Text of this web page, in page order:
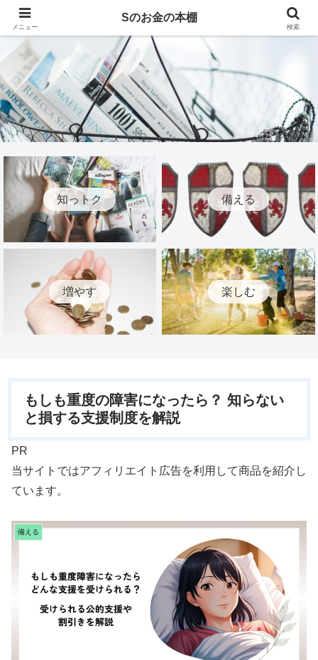
知っトク 備える
増やす 楽しむ
もしも重度の障害になったら？ 知らない
と損する支援制度を解説
PR
当サイトではアフィリエイト広告を利用して商品を紹介し
ています。
備える
メニュー
Sのお金の本棚
検索